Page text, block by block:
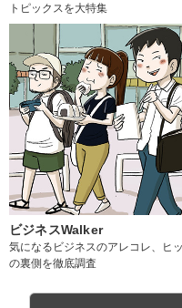
トピックスを大特集
ビジネスWalker
気になるビジネスのアレコレ、ヒ
の裏側を徹底調査